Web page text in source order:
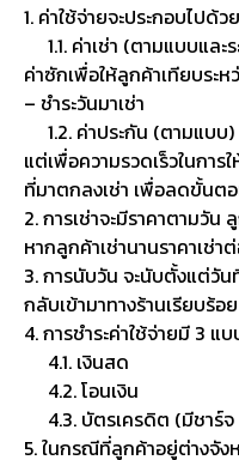
1. ค่าใช้จ่ายจะประกอบไปด้
1.1. ค่าเช่า (ตามแบบและ
ค่าซักเพื่อให้ลูกค้าเทียบระ
– ชำระวันมาเช่า
1.2. ค่าประกัน (ตามแบบ)
แต่เพื่อความรวดเร็วในการ
ที่มาตกลงเช่า เพื่อลดขั้นต
2. การเช่าจะมีราคาตามวัน
หากลูกค้าเช่านานราคาเช่า
3. การนับวัน จะนับตั้งแต่วั
กลับเข้ามาทางร้านเรียบร้อ
4. การชำระค่าใช้จ่ายมี 3 แบ
4.1. เงินสด
4.2. โอนเงิน
4.3. บัตรเครดิต (มีชาร์จ
5. ในกรณีที่ลูกค้าอยู่ต่างจัง